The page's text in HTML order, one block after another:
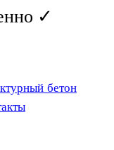
✓
бетон